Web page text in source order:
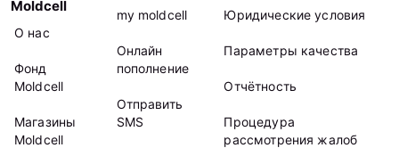
Moldcell
О нас
Фонд
Moldcell
Магазины
Moldcell
my moldcell
Онлайн
пополнение
Отправить
SMS
Юридические условия
Параметры качества
Отчётность
Процедура
рассмотрения жалоб